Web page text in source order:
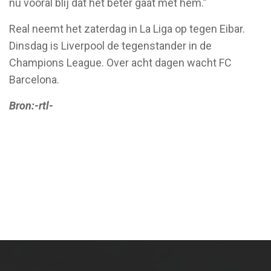
Real neemt het zaterdag in La Liga op tegen Eibar.
Dinsdag is Liverpool de tegenstander in de
Champions League. Over acht dagen wacht FC
Barcelona.
Bron:-rtl-